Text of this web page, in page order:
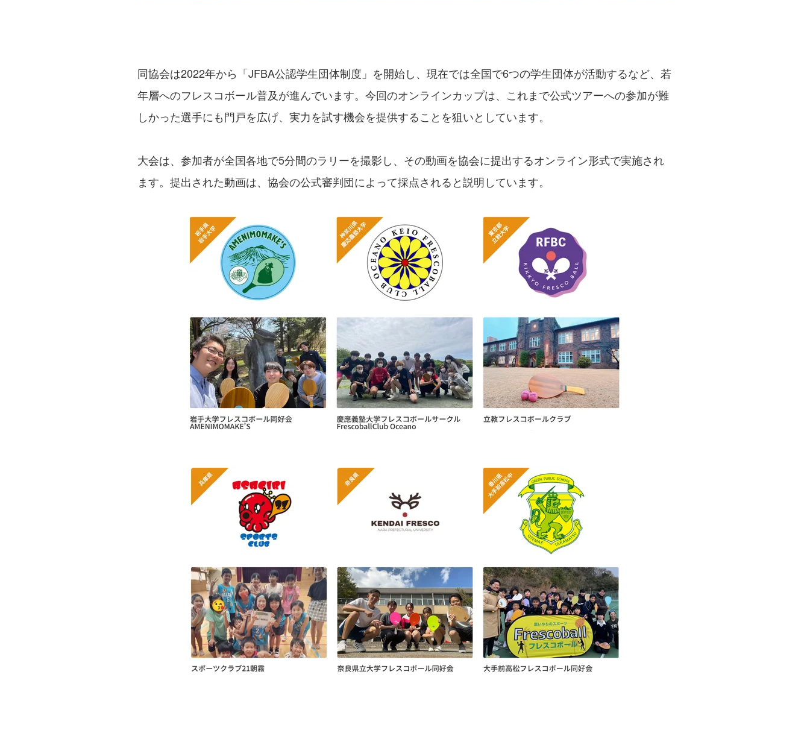
同協会は2022年から「JFBA公認学生団体制度」を開始し、現在では全国で6つの学生団体が活動するなど、若
年層へのフレスコボール普及が進んでいます。今回のオンラインカップは、これまで公式ツアーへの参加が難
しかった選手にも門戸を広げ、実力を試す機会を提供することを狙いとしています。
大会は、参加者が全国各地で5分間のラリーを撮影し、その動画を協会に提出するオンライン形式で実施され
ます。提出された動画は、協会の公式審判団によって採点されると説明しています。